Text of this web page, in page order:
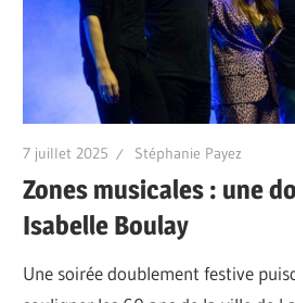
7 juillet 2025 Stéphanie Payez
Zones musicales : une
Isabelle Boulay
Une soirée doublement festive